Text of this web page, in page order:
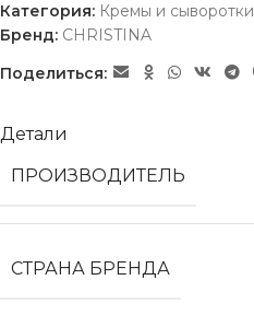
Категория: Кремы и сыворотки
Бренд: CHRISTINA
Поделиться:
Детали
ПРОИЗВОДИТЕЛЬ
СТРАНА БРЕНДА